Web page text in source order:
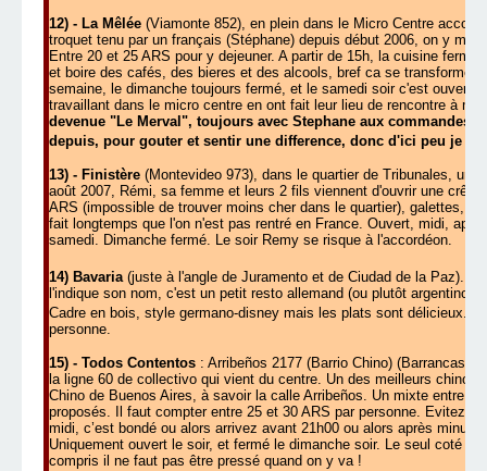
12) - La Mêlée (Viamonte 852), en plein dans le Micro Centre
troquet tenu par un français (Stéphane) depuis début 2006, on y
Entre 20 et 25 ARS pour y dejeuner. A partir de 15h, la cuisine
et boire des cafés, des bieres et des alcools, bref ca se transforme
semaine, le dimanche toujours fermé, et le samedi soir c'est ouvert
travaillant dans le micro centre en ont fait leur lieu de rencontre à
devenue "Le Merval", toujours avec Stephane aux commandes
depuis, pour gouter et sentir une difference, donc d'ici peu je
13) - Finistère (Montevideo 973), dans le quartier de Tribunales, un
août 2007, Rémi, sa femme et leurs 2 fils viennent d'ouvrir une
ARS (impossible de trouver moins cher dans le quartier), galettes,
fait longtemps que l'on n'est pas rentré en France. Ouvert, midi,
samedi. Dimanche fermé. Le soir Remy se risque à l'accordéon.
14) Bavaria(juste à l'angle de Juramento et de Ciudad de la Paz).
l'indique son nom, c'est un petit resto allemand (ou plutôt argentino-
Cadre en bois, style germano-disney mais les plats sont délicieux.
personne.
15) - Todos Contentos : Arribeños 2177 (Barrio Chino) (Barrancas
la ligne 60 de collectivo qui vient du centre. Un des meilleurs chinois
Chino de Buenos Aires, à savoir la calle Arribeños. Un mixte entre la
proposés.
faut compter entre 25 et 30 ARS par personne. Evitez
midi, c’est bondé ou alors arrivez avant 21h00 ou alors après
Uniquement ouvert le soir, et fermé le dimanche soir. Le seul coté
compris il ne faut pas être pressé quand on y va !